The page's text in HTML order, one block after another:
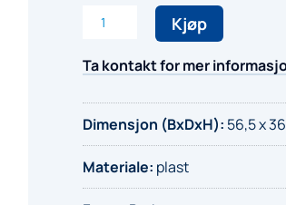
Lokk
sorteringsboks
antall
Kjøp
Ta kontakt for mer
Dimensjon (BxDxH): 56,5 x
Materiale: plast